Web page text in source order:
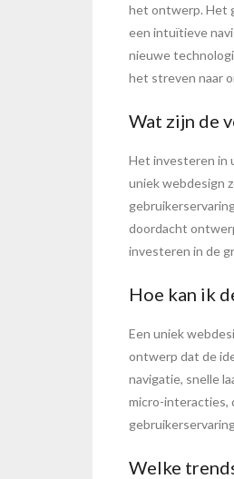
het ontwerp. Het
een intuïtieve
nieuwe
het streven naar
Wat zijn de
Het investeren in
uniek webdesign
doordacht
investeren in de
Hoe kan ik
Een uniek
ontwerp dat de
navigatie, snelle
micro-interacties,
Welke